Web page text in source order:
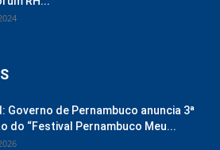
Governo de Pernambuco anuncia 3ª
do “Festival Pernambuco Meu...